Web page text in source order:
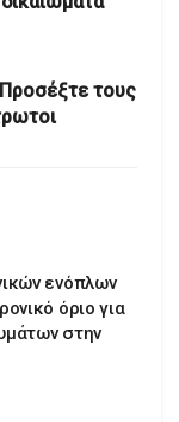
τους
ενόπλων
όριο για
στην